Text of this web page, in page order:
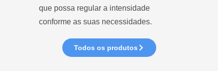
que possa regular a intensidade
conforme as suas necessidades.
Todos os produtos